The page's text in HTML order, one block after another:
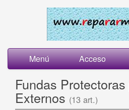
Menú Acceso
Fundas
Externos (13 art.)